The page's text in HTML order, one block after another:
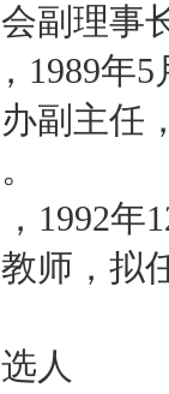
副理事
1989年
副主任
1992年
师，拟
人